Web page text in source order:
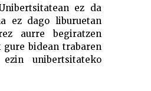
ez da
ez dago liburuetan
aurre begiratzen
gure bidean trabaren
unibertsitateko